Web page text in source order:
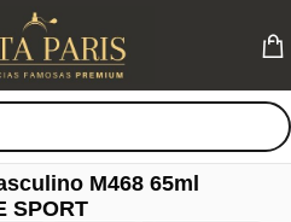
M468 65ml
SPORT